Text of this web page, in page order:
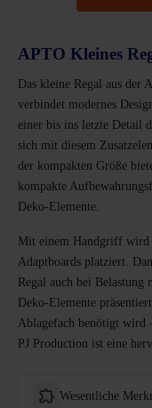
APTO Kleines
Das kleine Regal aus
verbindet modernes
einer bis ins letzte Detail
sich mit diesem
der kompakten Größe
kompakte
Deko-Elemente.
Mit einem Handgriff wird
Adaptboards platziert.
Regal auch bei
Deko-Elemente
Ablagefach benötigt wird
PJ Production ist eine
Wesentliche